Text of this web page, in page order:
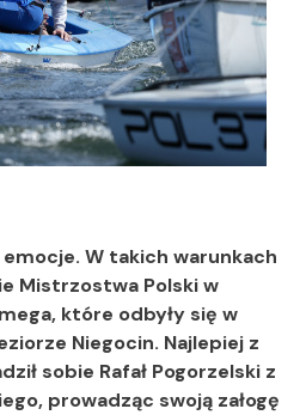
W takich warunkach
Mistrzostwa Polski w
które odbyły się w
Niegocin. Najlepiej z
sobie Rafał Pogorzelski z
prowadząc swoją załogę